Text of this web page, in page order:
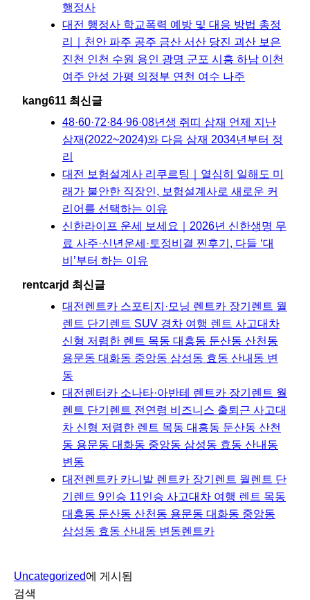
행정사
대전 행정사 학교폭력 예방 및 대응 방법 총정
리｜천안 파주 공주 금산 서산 당진 괴산 보은
진천 인천 수원 용인 광명 군포 시흥 하남 이천
여주 안성 가평 의정부 연천 여수 나주
kang611 최신글
48·60·72·84·96·08년생 쥐띠 삼재 언제 지난
삼재(2022~2024)와 다음 삼재 2034년부터 정
리
대전 보험설계사 리쿠르팅｜열심히 일해도 미
래가 불안한 직장인, 보험설계사로 새로운 커
리어를 선택하는 이유
신한라이프 운세 보세요｜2026년 신한생명 무
료 사주·신년운세·토정비결 찐후기, 다들 ‘대
비’부터 하는 이유
rentcarjd 최신글
대전렌트카 스포티지·모닝 렌트카 장기렌트 월
렌트 단기렌트 SUV 경차 여행 렌트 사고대차
신형 저렴한 렌트 목동 대흥동 둔산동 산천동
용문동 대화동 중앙동 삼성동 효동 산내동 변
동
대전렌터카 소나타·아반테 렌트카 장기렌트 월
렌트 단기렌트 전연령 비즈니스 출퇴근 사고대
차 신형 저렴한 렌트 목동 대흥동 둔산동 산천
동 용문동 대화동 중앙동 삼성동 효동 산내동
변동
대전렌트카 카니발 렌트카 장기렌트 월렌트 단
기렌트 9인승 11인승 사고대차 여행 렌트 목동
대흥동 둔산동 산천동 용문동 대화동 중앙동
삼성동 효동 산내동 변동렌트카
Uncategorized에 게시됨
검색